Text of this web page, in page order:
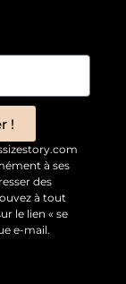
!
à ses
des
à tout
le lien « se
e-mail.